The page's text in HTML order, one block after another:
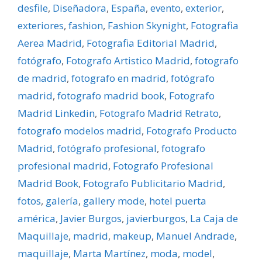
desfile, Diseñadora, España, evento, exterior,
exteriores, fashion, Fashion Skynight, Fotografia
Aerea Madrid, Fotografia Editorial Madrid,
fotógrafo, Fotografo Artistico Madrid, fotografo
de madrid, fotografo en madrid, fotógrafo
madrid, fotografo madrid book, Fotografo
Madrid Linkedin, Fotografo Madrid Retrato,
fotografo modelos madrid, Fotografo Producto
Madrid, fotógrafo profesional, fotografo
profesional madrid, Fotografo Profesional
Madrid Book, Fotografo Publicitario Madrid,
fotos, galerí­a, gallery mode, hotel puerta
américa, Javier Burgos, javierburgos, La Caja de
Maquillaje, madrid, makeup, Manuel Andrade,
maquillaje, Marta Martínez, moda, model,